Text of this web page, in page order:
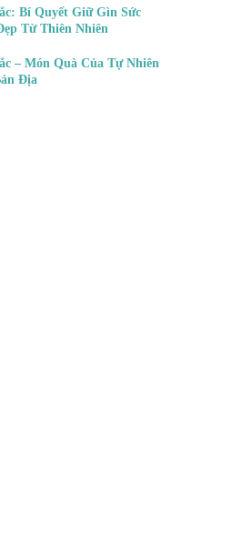
Bí Quyết Giữ Gìn Sức
Từ Thiên Nhiên
– Món Quà Của Tự Nhiên
Địa